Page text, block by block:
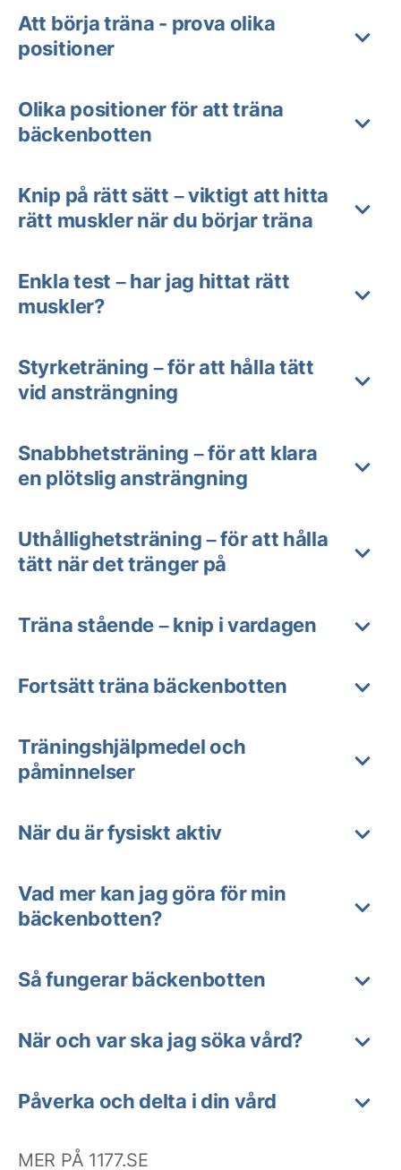
Att börja träna - prova olika
positioner
Olika positioner för att träna
bäckenbotten
Knip på rätt sätt – viktigt att hitta
rätt muskler när du börjar träna
Enkla test – har jag hittat rätt
muskler?
Styrketräning – för att hålla tätt
vid ansträngning
Snabbhetsträning – för att klara
en plötslig ansträngning
Uthållighetsträning – för att hålla
tätt när det tränger på
Träna stående – knip i vardagen
Fortsätt träna bäckenbotten
Träningshjälpmedel och
påminnelser
När du är fysiskt aktiv
Vad mer kan jag göra för min
bäckenbotten?
Så fungerar bäckenbotten
När och var ska jag söka vård?
Påverka och delta i din vård
MER PÅ 1177.SE